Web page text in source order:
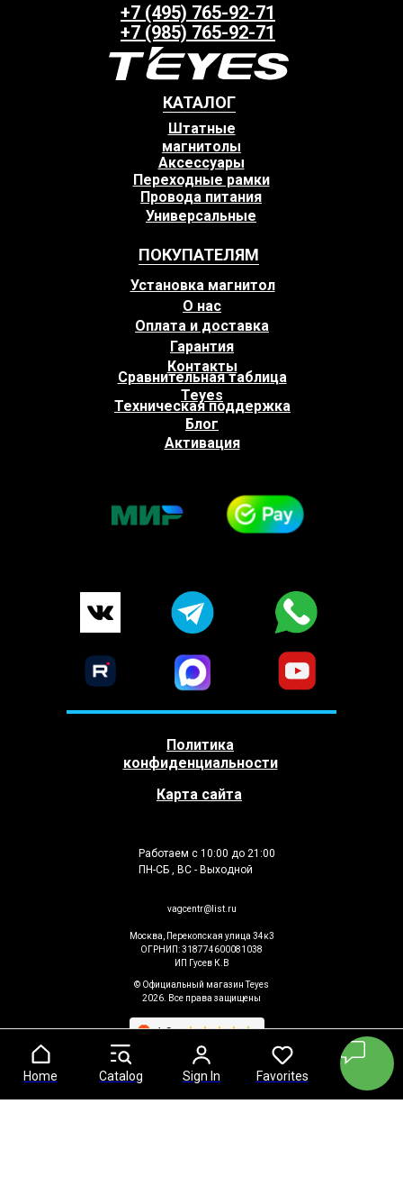
Home Catalog Sign In Favorites
Home Catalog Sign In Favorites
ПОКУПАТЕЛЯМ
КАТАЛОГ
+7 (495) 765-92-71
+7 (985) 765-92-71
Москва, Перекопская улица 34к3
ОГРНИП: 318774600081038
ИП Гусев К.В
vagcentr@list.ru
© Официальный магазин Teyes
2026. Все права защищены
Аксессуары
Провода питания
Штатные
магнитолы
Переходные рамки
Работаем с 10:00 до 21:00
ПН-СБ , ВС - Выходной
Политика
конфиденциальности
Карта сайта
Универсальные
Установка магнитол
Контакты
Сравнительная таблица
Teyes
Блог
Техническая поддержка
Активация
Оплата и доставка
О нас
Гарантия